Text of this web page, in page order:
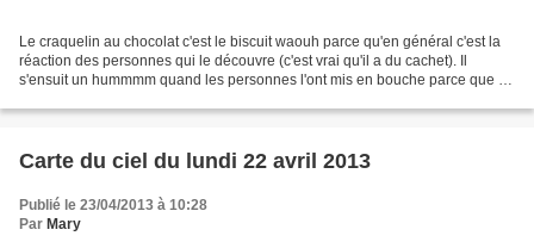
Le craquelin au chocolat c'est le biscuit waouh parce qu'en général c'est la
réaction des personnes qui le découvre (c'est vrai qu'il a du cachet). Il
s'ensuit un hummmm quand les personnes l'ont mis en bouche parce que le
Carte du ciel du lundi 22 avril 2013
Publié le 23/04/2013 à 10:28
Par Mary